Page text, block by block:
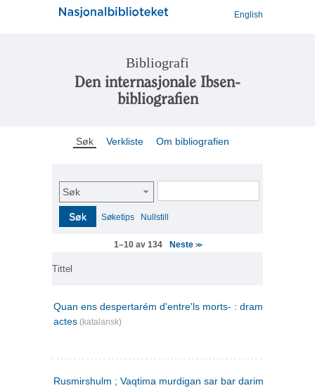
English
Bibliografi
Den internasjonale Ibsen-
bibliografien
Søk Verkliste Om bibliografien
Søk
Søk Søketips Nullstill
1–10 av 134 Neste >>
Tittel
Quan ens despertarém d'entre'ls morts- : drama en tres
actes (katalansk)
Rusmirshulm ; Vaqtima murdigan sar bar darim